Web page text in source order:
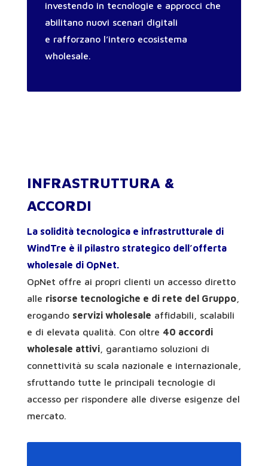
investendo in tecnologie e approcci che
abilitano nuovi scenari digitali
e rafforzano l’intero ecosistema
wholesale.
INFRASTRUTTURA &
ACCORDI
La solidità tecnologica e infrastrutturale di
WindTre è il pilastro strategico dell’offerta
wholesale di OpNet.
OpNet offre ai propri clienti un accesso diretto
alle risorse tecnologiche e di rete del Gruppo,
erogando servizi wholesale affidabili, scalabili
e di elevata qualità. Con oltre 40 accordi
wholesale attivi, garantiamo soluzioni di
connettività su scala nazionale e internazionale,
sfruttando tutte le principali tecnologie di
accesso per rispondere alle diverse esigenze del
mercato.